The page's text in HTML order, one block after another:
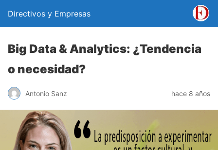
Directivos y Empresas
Big Data & Analytics: ¿Tendencia
o necesidad?
Antonio Sanz hace 8 años